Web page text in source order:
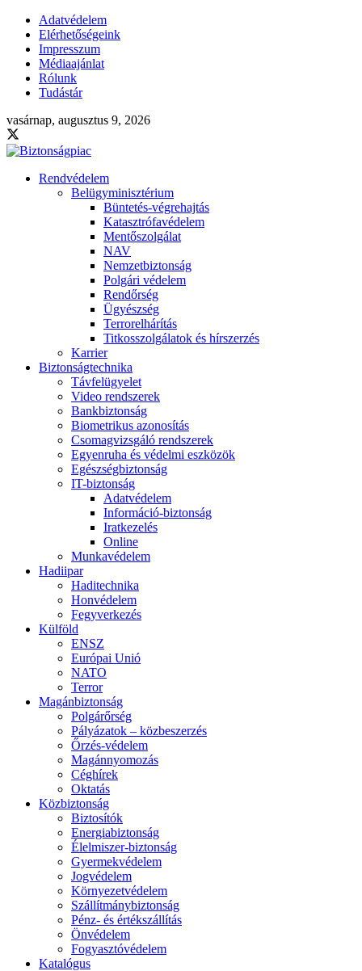
Adatvédelem
Elérhetőségeink
Impresszum
Médiaajánlat
Rólunk
Tudástár
vasárnap, augusztus 9, 2026
Rendvédelem
Belügyminisztérium
Büntetés-végrehajtás
Katasztrófavédelem
Mentőszolgálat
NAV
Nemzetbiztonság
Polgári védelem
Rendőrség
Ügyészség
Terrorelhárítás
Titkosszolgálatok és hírszerzés
Karrier
Biztonságtechnika
Távfelügyelet
Video rendszerek
Bankbiztonság
Biometrikus azonosítás
Csomagvizsgáló rendszerek
Egyenruha és védelmi eszközök
Egészségbiztonság
IT-biztonság
Adatvédelem
Információ-biztonság
Iratkezelés
Online
Munkavédelem
Hadiipar
Haditechnika
Honvédelem
Fegyverkezés
Külföld
ENSZ
Európai Unió
NATO
Terror
Magánbiztonság
Polgárőrség
Pályázatok – közbeszerzés
Őrzés-védelem
Magánnyomozás
Céghírek
Oktatás
Közbiztonság
Biztosítók
Energiabiztonság
Élelmiszer-biztonság
Gyermekvédelem
Jogvédelem
Környezetvédelem
Szállítmánybiztonság
Pénz- és értékszállítás
Önvédelem
Fogyasztóvédelem
Katalógus